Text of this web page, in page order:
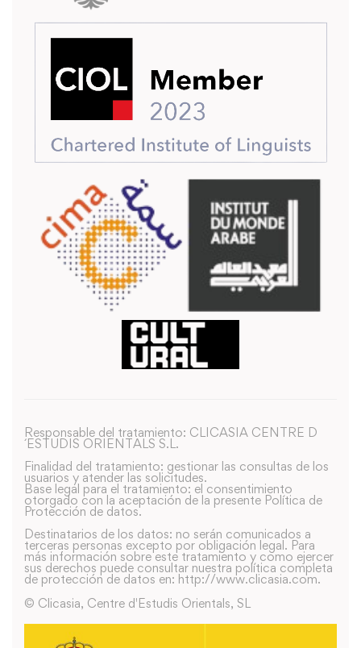
Responsable del tratamiento: CLICASIA CENTRE D
´ESTUDIS ORIENTALS S.L.
Finalidad del tratamiento: gestionar las consultas de los
usuarios y atender las solicitudes.
Base legal para el tratamiento: el consentimiento
otorgado con la aceptación de la presente Política de
Protección de datos.
Destinatarios de los datos: no serán comunicados a
terceras personas excepto por obligación legal. Para
más información sobre este tratamiento y como ejercer
sus derechos puede consultar nuestra política completa
de protección de datos en: http://www.clicasia.com.
© Clicasia, Centre d'Estudis Orientals, SL